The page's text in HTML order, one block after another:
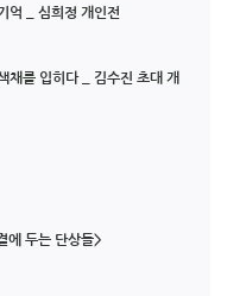
억 _ 심희정 개인전
채를 입히다 _ 김수진 초대 개
에 두는 단상들>